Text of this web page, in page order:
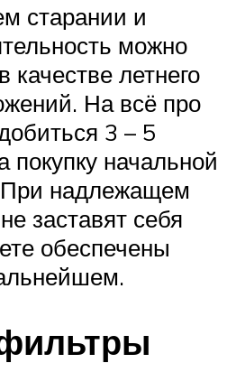
старании и
можно
качестве летнего
На всё про
3 – 5
покупку начальной
При надлежащем
заставят себя
обеспечены